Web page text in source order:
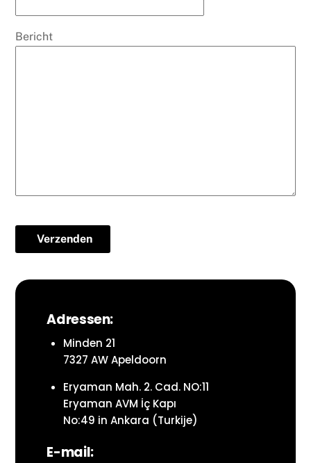
Bericht
Verzenden
Adressen:
Minden 21
7327 AW Apeldoorn
Eryaman Mah. 2. Cad. NO:11
Eryaman AVM İç Kapı
No:49 in Ankara (Turkije)
E-mail: